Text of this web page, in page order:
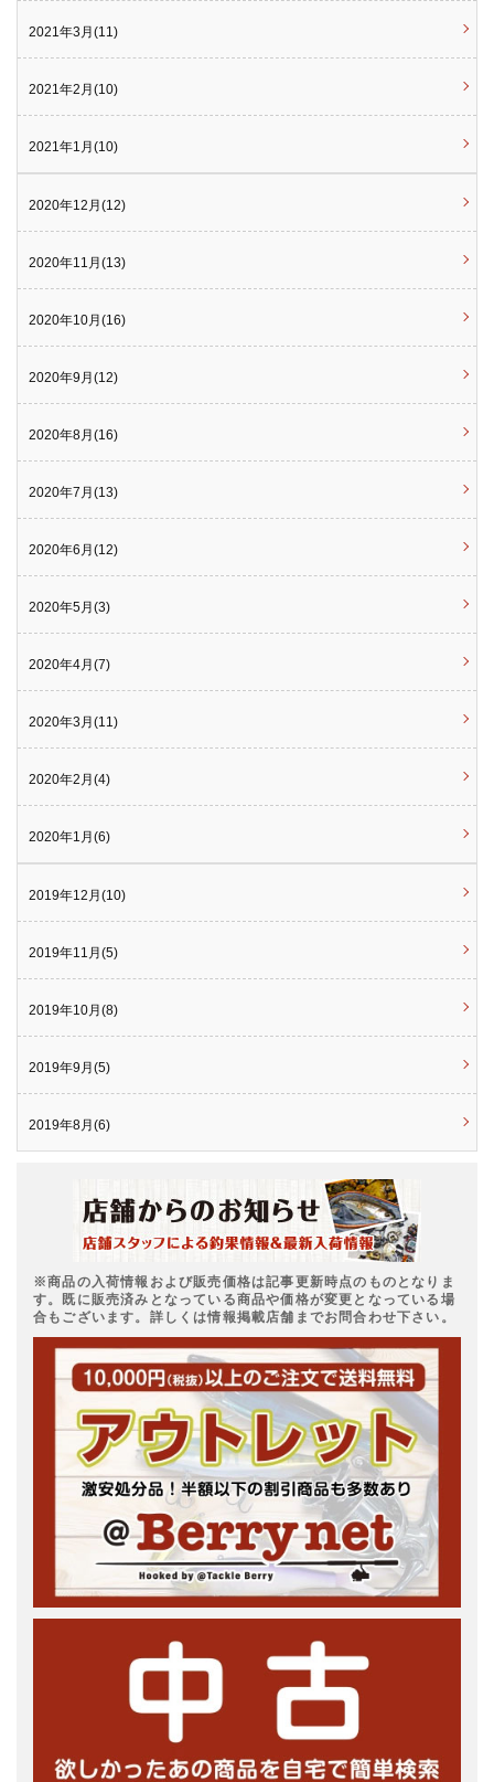
2021年3月(11)
2021年2月(10)
2021年1月(10)
2020年12月(12)
2020年11月(13)
2020年10月(16)
2020年9月(12)
2020年8月(16)
2020年7月(13)
2020年6月(12)
2020年5月(3)
2020年4月(7)
2020年3月(11)
2020年2月(4)
2020年1月(6)
2019年12月(10)
2019年11月(5)
2019年10月(8)
2019年9月(5)
2019年8月(6)
※商品の入荷情報および販売価格は記事更新時点のものとなりま
す。既に販売済みとなっている商品や価格が変更となっている場
合もございます。詳しくは情報掲載店舗までお問合わせ下さい。